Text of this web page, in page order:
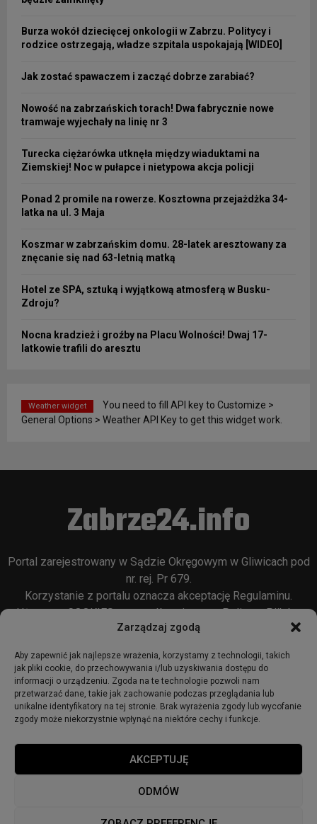
Zarządzaj zgodą
Aby zapewnić jak najlepsze wrażenia, korzystamy z technologii, takich
jak pliki cookie, do przechowywania i/lub uzyskiwania dostępu do
informacji o urządzeniu. Zgoda na te technologie pozwoli nam
przetwarzać dane, takie jak zachowanie podczas przeglądania lub
unikalne identyfikatory na tej stronie. Brak wyrażenia zgody lub wycofanie
zgody może niekorzystnie wpłynąć na niektóre cechy i funkcje.
AKCEPTUJĘ
ODMÓW
Burza wokół dziecięcej onkologii w Zabrzu. Politycy i
rodzice ostrzegają, władze szpitala uspokajają [WIDEO]
Jak zostać spawaczem i zacząć dobrze zarabiać?
Nowość na zabrzańskich torach! Dwa fabrycznie nowe
tramwaje wyjechały na linię nr 3
Turecka ciężarówka utknęła między wiaduktami na
Ziemskiej! Noc w pułapce i nietypowa akcja policji
Ponad 2 promile na rowerze. Kosztowna przejażdżka 34-
latka na ul. 3 Maja
Koszmar w zabrzańskim domu. 28-latek aresztowany za
znęcanie się nad 63-letnią matką
Hotel ze SPA, sztuką i wyjątkową atmosferą w Busku-
Zdroju?
Nocna kradzież i groźby na Placu Wolności! Dwaj 17-
latkowie trafili do aresztu
Weather widget
You need to fill API key to Customize >
General Options > Weather API Key to get this widget work.
Zabrze24.info
Portal zarejestrowany w Sądzie Okręgowym w Gliwicach pod
nr. rej. Pr 679.
Korzystanie z portalu oznacza akceptację Regulaminu.
Używamy COOKIES w sposób opisany wPolityce Plików
Cookie
© 2018 - zabrze24.info.
Polityka Prywatności
Polityka cookies